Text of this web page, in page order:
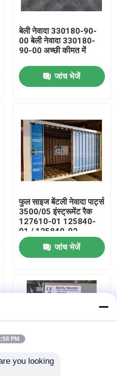
बेली नेवादा 330180-90-
00 बेली नेवादा 330180-
90-00 अच्छी कीमत में
जांच भेजें
फुल साइज बेंटली नेवादा पार्ट्स
3500/05 इंस्ट्रूमेंट रैक
127610-01 125840-
01 / 125840-02
जांच भेजें
PM
you looking